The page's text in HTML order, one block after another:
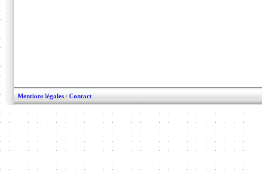
Mentions légales / Contact